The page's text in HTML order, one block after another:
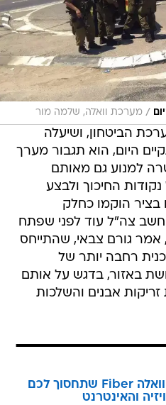
/ מערכת וואלה, שלמה מור
הביטחון, ושיעלה
היום, הוא תגבור מערך
למנוע גם מאותם
החיכוך ולבצע
בציר הוקמו כחלק
צה"ל עוד לפני שפתח
אמר גורם צבאי, שהתייחס
רחבה יותר של
באזור, בדגש על אותם
אבנים והשלכות
המהפכה של וואלה Fiber שתחסוך לכם
והאינטרנט